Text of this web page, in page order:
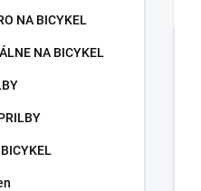
NA BICYKEL
NA BICYKEL